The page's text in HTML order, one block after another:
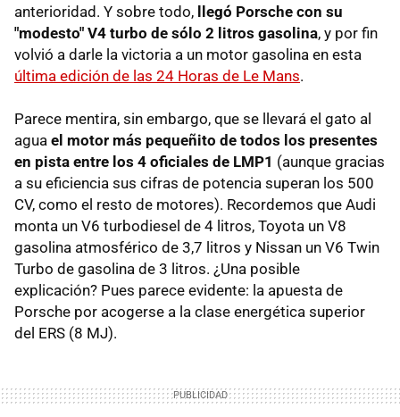
anterioridad. Y sobre todo, llegó Porsche con su
"modesto" V4 turbo de sólo 2 litros gasolina, y por fin
volvió a darle la victoria a un motor gasolina en esta
última edición de las 24 Horas de Le Mans.
Parece mentira, sin embargo, que se llevará el gato al
agua el motor más pequeñito de todos los presentes
en pista entre los 4 oficiales de LMP1 (aunque gracias
a su eficiencia sus cifras de potencia superan los 500
CV, como el resto de motores). Recordemos que Audi
monta un V6 turbodiesel de 4 litros, Toyota un V8
gasolina atmosférico de 3,7 litros y Nissan un V6 Twin
Turbo de gasolina de 3 litros. ¿Una posible
explicación? Pues parece evidente: la apuesta de
Porsche por acogerse a la clase energética superior
del ERS (8 MJ).